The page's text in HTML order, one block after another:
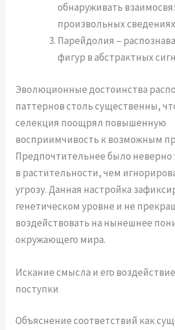
обнаруживать
произвольных сведениях
Парейдолия –
фигур в абстрактных
Эволюционные достоинства
паттернов столь существенны,
селекция поощрял повышенную
восприимчивость к возможным
Предпочтительнее было неверно
в растительности, чем
угрозу. Данная настройка
генетическом уровне и не
воздействовать на нынешнее
окружающего мира.
Искание смысла и его
поступки
Объяснение соответствий как